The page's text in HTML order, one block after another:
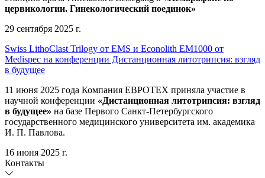
цервикологии. Гинекологический поединок»
29 сентября 2025 г.
Swiss LithoClast Trilogy от EMS и Econolith ЕМ1000 от
Medispec на конференции Дистанционная литотрипсия: взгляд
в будущее
11 июня 2025 года Компания ЕВРОТЕХ приняла участие в
научной конференции «Дистанционная литотрипсия: взгляд
в будущее» на базе Первого Санкт-Петербургского
государственного медицинского университета им. академика
И. П. Павлова.
16 июня 2025 г.
Контакты